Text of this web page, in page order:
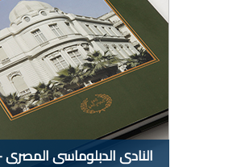
النادى الدبلوماسى